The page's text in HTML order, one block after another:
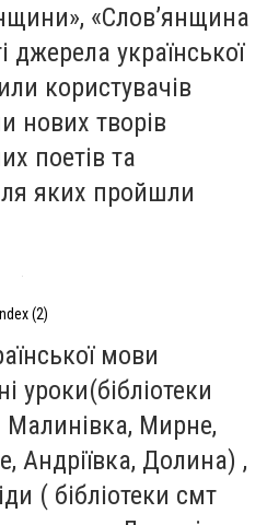
«Слов’янщина
джерела української
користувачів
нових творів
поетів та
яких пройшли
(2)
мови
уроки(бібліотеки
Малинівка, Мирне,
Андріївка, Долина) ,
( бібліотеки смт